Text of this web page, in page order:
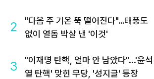
2
"다음 주 기온 뚝 떨어진다"…태풍도
없이 열돔 박살 낸 '이것'
3
"이재명 탄핵, 얼마 안 남았다"...'윤석
열 탄핵' 맞힌 무당, '성지글' 등장